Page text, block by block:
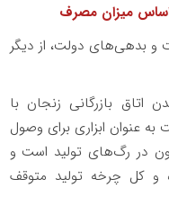
میزان مصرف
و بدهی‌های دولت، از دیگر
بازرگانی زنجان با
عنوان ابزاری برای وصول
در رگ‌های تولید است و
و کل چرخه تولید متوقف